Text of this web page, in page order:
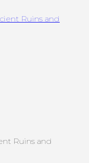
Ruins and